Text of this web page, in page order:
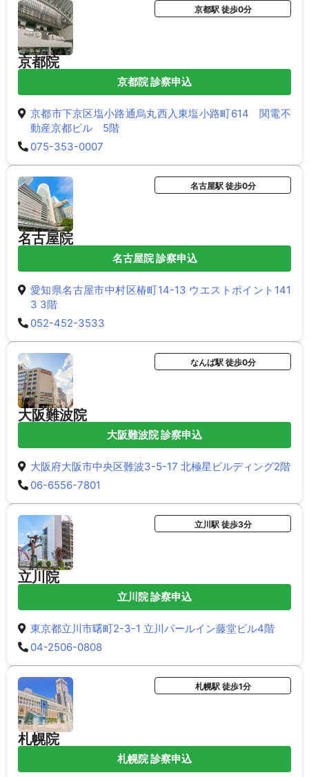
京都院
京都駅 徒歩0分
京都院 診察申込
京都市下京区塩小路通烏丸西入東塩小路町614 関電不
動産京都ビル 5階
075-353-0007
名古屋院
名古屋駅 徒歩0分
名古屋院 診察申込
愛知県名古屋市中村区椿町14-13 ウエストポイント141
3 3階
052-452-3533
大阪難波院
なんば駅 徒歩0分
大阪難波院 診察申込
大阪府大阪市中央区難波3-5-17 北極星ビルディング2階
06-6556-7801
立川院
立川駅 徒歩3分
立川院 診察申込
東京都立川市曙町2-3-1 立川パールイン藤堂ビル4階
04-2506-0808
札幌院
札幌駅 徒歩1分
札幌院 診察申込